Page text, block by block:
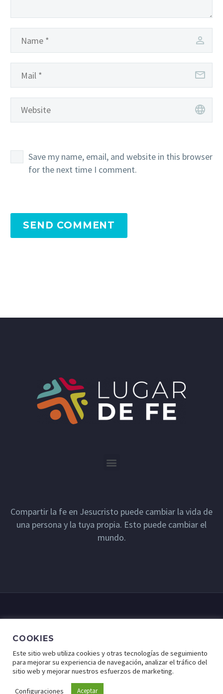
Save my name, email, and website in this browser
for the next time I comment.
SEND COMMENT
Compartir la fe en Jesucristo puede cambiar la vida de
una persona y la tuya propia. Esto puede cambiar el
mundo.
© Lugar de Fe - Derechos Reservados a Cristo Para Todas
las Naciones.
COOKIES
Este sitio web utiliza cookies y otras tecnologías de seguimiento
para mejorar su experiencia de navegación, analizar el tráfico del
sitio web y mejorar nuestros esfuerzos de marketing.
Configuraciones Aceptar